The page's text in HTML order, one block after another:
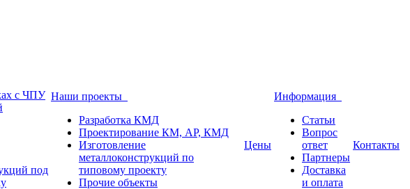
с ЧПУ
под
Наши проекты
Разработка КМД
Проектирование КМ, АР, КМД
Изготовление
металлоконструкций по
типовому проекту
Прочие объекты
Цены
Информация
Статьи
Вопрос
ответ
Партнеры
Доставка
и оплата
Контакты